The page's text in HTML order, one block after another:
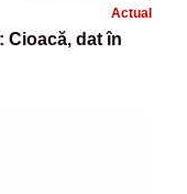
Actual
Cioacă, dat în